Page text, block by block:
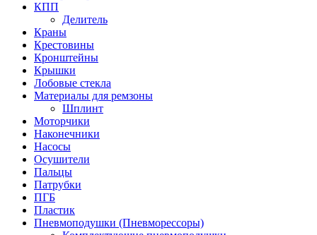
КПП
Делитель
Краны
Крестовины
Кронштейны
Крышки
Лобовые стекла
Материалы для ремзоны
Шплинт
Моторчики
Наконечники
Насосы
Осушители
Пальцы
Патрубки
ПГБ
Пластик
Пневмоподушки (Пневморессоры)